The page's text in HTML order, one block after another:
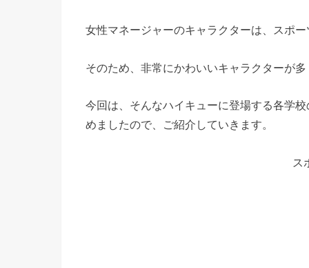
女性マネージャーのキャラクターは、スポ
そのため、非常にかわいいキャラクターが
今回は、そんなハイキューに登場する各学
めましたので、ご紹介していきます。
ス